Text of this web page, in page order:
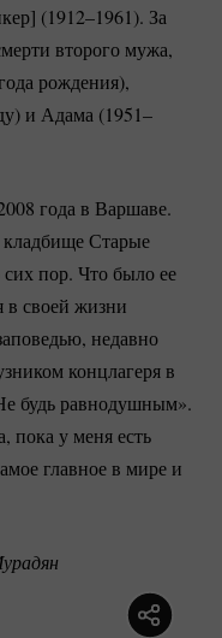
(1912–1961). За
второго мужа,
рождения),
и Адама (1951–
года в Варшаве.
Старые
пор. Что было ее
своей жизни
недавно
концлагеря в
будь равнодушным».
пока у меня есть
главное в мире и